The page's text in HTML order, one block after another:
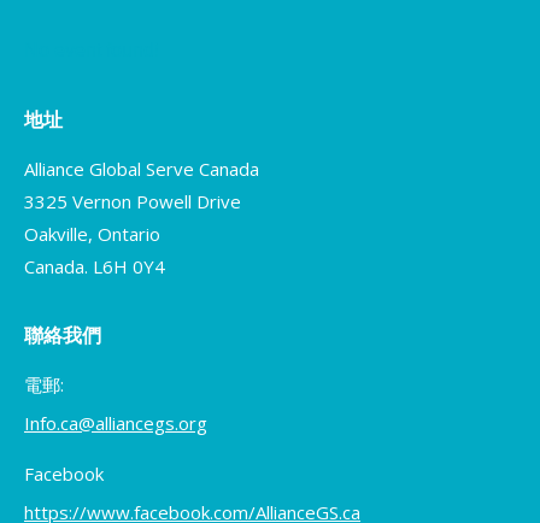
地址
Alliance Global Serve Canada
3325 Vernon Powell Drive
Oakville, Ontario
Canada. L6H 0Y4
聯絡我們
電郵:
Info.ca@alliancegs.org
Facebook
https://www.facebook.com/AllianceGS.ca